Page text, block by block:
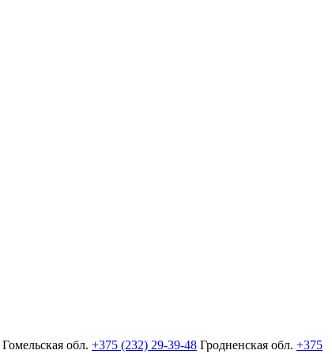
Гомельская обл. +375 (232) 29-39-48 Гродненская обл. +375